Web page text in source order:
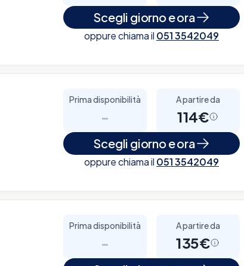
Scegli giorno e ora
oppure chiama il 051 3542049
Prima disponibilità
-
A partire da
114€
Scegli giorno e ora
oppure chiama il 051 3542049
Prima disponibilità
-
A partire da
135€